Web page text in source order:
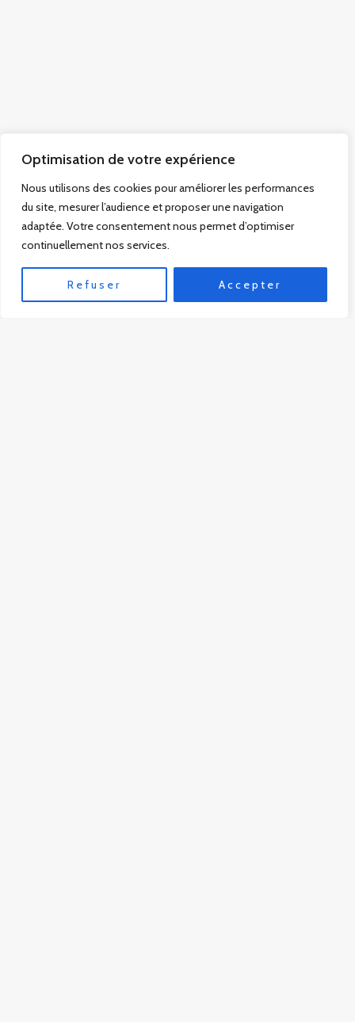
Optimisation de votre expérience
Nous utilisons des cookies pour améliorer les performances
du site, mesurer l’audience et proposer une navigation
adaptée. Votre consentement nous permet d’optimiser
continuellement nos services.
Refuser Accepter